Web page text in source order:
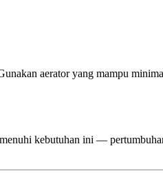
aerator yang mampu
kebutuhan ini —